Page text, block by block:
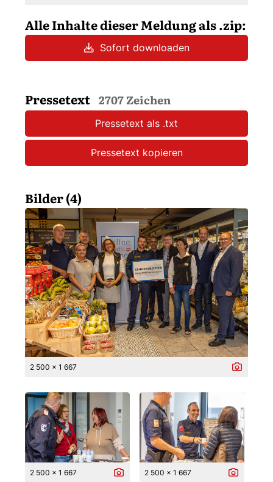
Alle Inhalte dieser Meldung als .zip:
Sofort downloaden
Pressetext 2707 Zeichen
Pressetext als .txt
Pressetext kopieren
Bilder (4)
2 500 x 1 667
2 500 x 1 667 2 500 x 1 667